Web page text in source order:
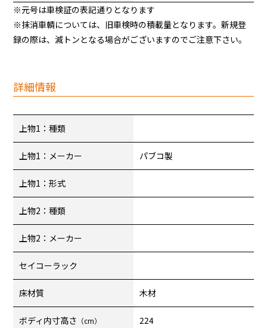
※元号は車検証の表記通りとなります
※抹消車輌については、旧車検時の積載量となります。新規登
録の際は、減トンとなる場合がございますのでご注意下さい。
詳細情報
上物1：種類
上物1：メーカー パブコ製
上物1：形式
上物2：種類
上物2：メーカー
セイコーラック
床材質 木材
ボディ内寸高さ （cm） 224